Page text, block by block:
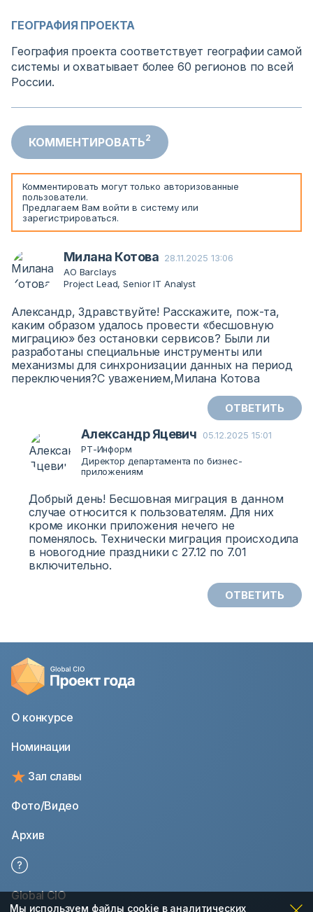
ГЕОГРАФИЯ ПРОЕКТА
География проекта соответствует географии самой
системы и охватывает более 60 регионов по всей
России.
КОММЕНТИРОВАТЬ2
Комментировать могут только авторизованные
пользователи.
Предлагаем Вам войти в систему или
зарегистрироваться.
Милана Котова 28.11.2025 13:06
АО Barclays
Project Lead, Senior IT Analyst
Александр, Здравствуйте! Расскажите, пож-та,
каким образом удалось провести «бесшовную
миграцию» без остановки сервисов? Были ли
разработаны специальные инструменты или
механизмы для синхронизации данных на период
переключения?С уважением,Милана Котова
ОТВЕТИТЬ
Александр Яцевич
05.12.2025 15:01
РТ-Информ
Директор департамента по бизнес-
приложениям
Добрый день! Бесшовная миграция в данном
случае относится к пользователям. Для них
кроме иконки приложения нечего не
поменялось. Технически миграция происходила
в новогодние праздники с 27.12 по 7.01
включительно.
ОТВЕТИТЬ
О конкурсе
Номинации
Зал славы
Фото/Видео
Архив
Global CIO
Мы используем файлы cookie в аналитических